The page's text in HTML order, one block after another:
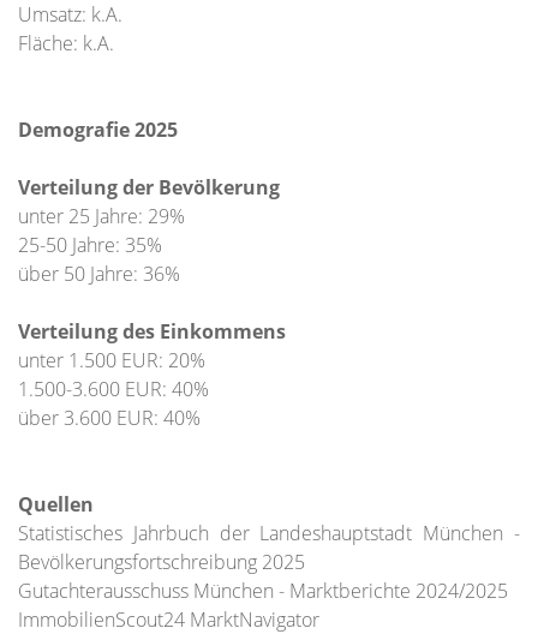
Umsatz: k.A.
Fläche: k.A.
Demografie 2025
Verteilung der Bevölkerung
unter 25 Jahre: 29%
25-50 Jahre: 35%
über 50 Jahre: 36%
Verteilung des Einkommens
unter 1.500 EUR: 20%
1.500-3.600 EUR: 40%
über 3.600 EUR: 40%
Quellen
Statistisches Jahrbuch der Landeshauptstadt München -
Bevölkerungsfortschreibung 2025
Gutachterausschuss München - Marktberichte 2024/2025
ImmobilienScout24 MarktNavigator